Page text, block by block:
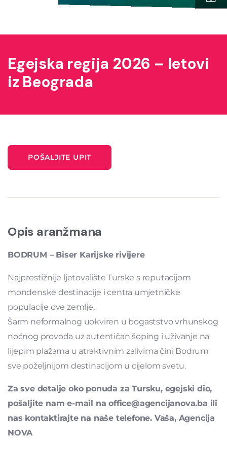
Egejska regija 2026 – letovi
iz Beograda
POŠALJITE UPIT
Opis aranžmana
BODRUM – Biser Karijske rivijere
Najprestižnije ljetovalište Turske s reputacijom
mondenske destinacije i centra umjetničke
populacije ove zemlje.
Šarm neformalnog uokviren u bogaststvo vrhunskog
noćnog provoda uz autentičan šoping i uživanje na
lijepim plažama u atraktivnim zalivima čini Bodrum
sve poželjnijom destinacijom u cijelom svetu.
Za sve detalje oko ponuda za Tursku, egejski dio,
pošaljite nam e-mail na office@agencijanova.ba ili
nas kontaktirajte na naše telefone. Vaša, Agencija
NOVA